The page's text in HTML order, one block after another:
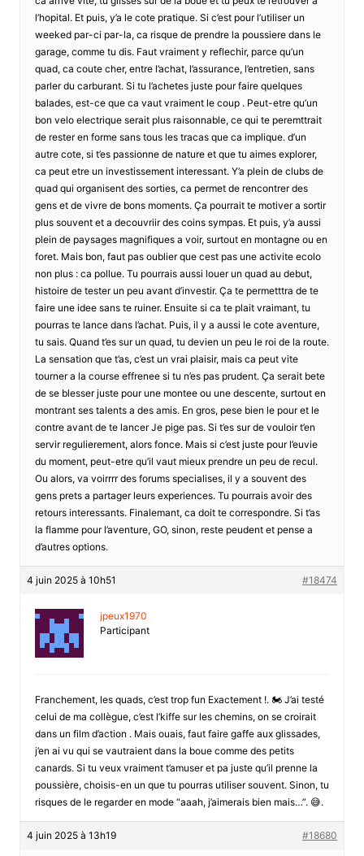
l’hopital. Et puis, y’a le cote pratique. Si c’est pour l’utiliser un
weeked par-ci par-la, ca risque de prendre la poussiere dans le
garage, comme tu dis. Faut vraiment y reflechir, parce qu’un
quad, ca coute cher, entre l’achat, l’assurance, l’entretien, sans
parler du carburant. Si tu l’achetes juste pour faire quelques
balades, est-ce que ca vaut vraiment le coup . Peut-etre qu’un
bon velo electrique serait plus raisonnable, ce qui te peremttrait
de rester en forme sans tous les tracas que ca implique. d’un
autre cote, si t’es passionne de nature et que tu aimes explorer,
ca peut etre un investissement interessant. Y’a plein de clubs de
quad qui organisent des sorties, ca permet de rencontrer des
gens et de vivre de bons moments. Ça pourrait te motiver a sortir
plus souvent et a decouvriir des coins sympas. Et puis, y’a aussi
plein de paysages magnifiques a voir, surtout en montagne ou en
foret. Mais bon, faut pas oublier que cest pas une activite ecolo
non plus : ca pollue. Tu pourrais aussi louer un quad au debut,
histoire de tester un peu avant d’investir. Ça te permetttra de te
faire une idee sans te ruiner. Ensuite si ca te plait vraimant, tu
pourras te lance dans l’achat. Puis, il y a aussi le cote aventure,
tu sais. Quand t’es sur un quad, tu devien un peu le roi de la route.
La sensation que t’as, c’est un vrai plaisir, mais ca peut vite
tourner a la course effrenee si tu n’es pas prudent. Ça serait bete
de se blesser juste pour une montee ou une descente, surtout en
montrant ses talents a des amis. En gros, pese bien le pour et le
contre avant de te lancer Je pige pas. Si t’es sur de vouloir t’en
servir regulierement, alors fonce. Mais si c’est juste pour l’euvie
du moment, peut-etre qu’il vaut mieux prendre un peu de recul.
Ou alors, va voirrrr des forums specialises, il y a souvent des
gens prets a partager leurs experiences. Tu pourrais avoir des
retours interessants. Finalemant, ca doit te correspondre. Si t’as
la flamme pour l’aventure, GO, sinon, reste peudent et pense a
d’autres options.
4 juin 2025 à 10h51 #18474
jpeux1970
Participant
Franchement, les quads, c’est trop fun Exactement !. 🏍️ J’ai testé
celui de ma collègue, c’est l’kiffe sur les chemins, on se croirait
dans un film d’action . Mais ouais, faut faire gaffe aux glissades,
j’en ai vu qui se vautraient dans la boue comme des petits
canards. Si tu veux vraiment t’amuser et pa juste qu’il prenne la
poussière, choisis-en un que tu pourras utiliser souvent. Sinon, tu
risques de le regarder en mode “aaah, j’aimerais bien mais…”. 😅.
4 juin 2025 à 13h19 #18680